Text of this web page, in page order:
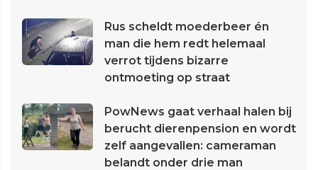
Rus scheldt moederbeer én
man die hem redt helemaal
verrot tijdens bizarre
ontmoeting op straat
PowNews gaat verhaal halen bij
berucht dierenpension en wordt
zelf aangevallen: cameraman
belandt onder drie man